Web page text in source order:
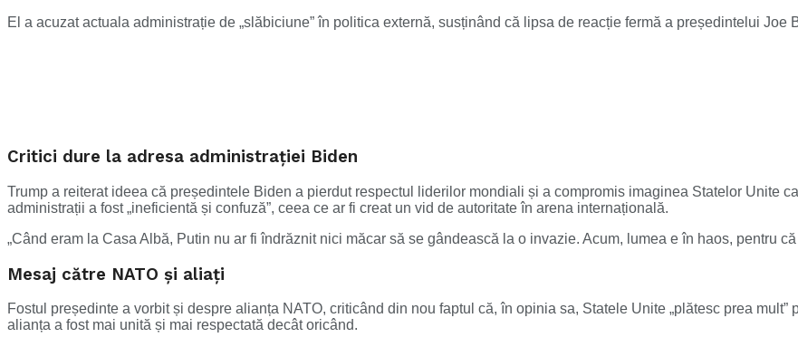
El a acuzat actuala administrație de „slăbiciune” în politica externă, susținând că lipsa de reacție fermă a președintelui Joe
Critici dure la adresa administrației Biden
Trump a reiterat ideea că președintele Biden a pierdut respectul liderilor mondiali și a compromis imaginea Statelor Unite
administrații a fost „ineficientă și confuză”, ceea ce ar fi creat un vid de autoritate în arena internațională.
„Când eram la Casa Albă, Putin nu ar fi îndrăznit nici măcar să se gândească la o invazie. Acum, lumea e în haos, pentru
Mesaj către NATO și aliați
Fostul președinte a vorbit și despre alianța NATO, criticând din nou faptul că, în opinia sa, Statele Unite „plătesc prea
alianța a fost mai unită și mai respectată decât oricând.